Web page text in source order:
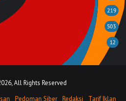
219
503
12
All Rights Reserved
Pedoman Siber Redaksi Tarif Iklan